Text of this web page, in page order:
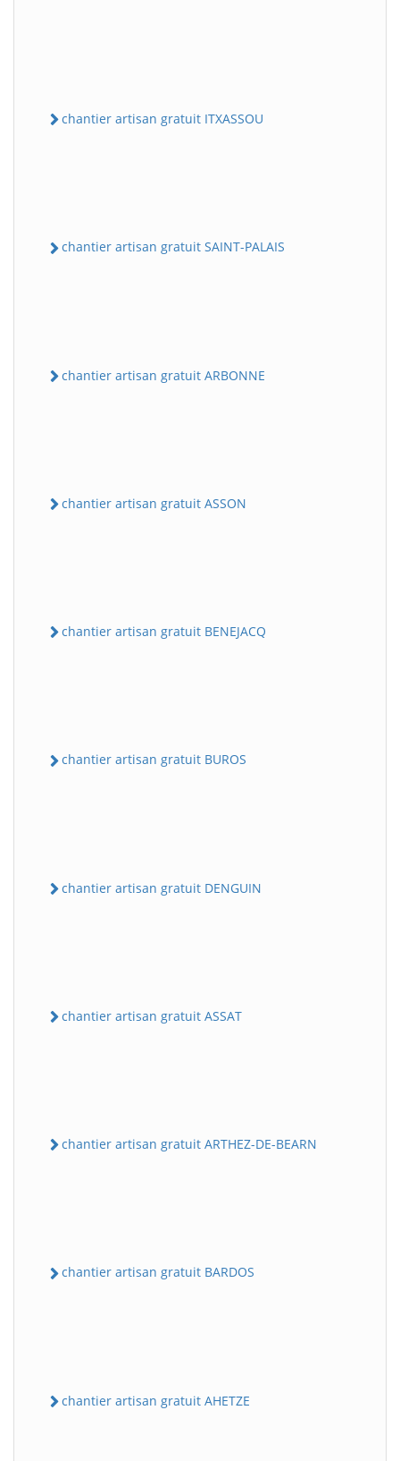
chantier artisan gratuit ITXASSOU
chantier artisan gratuit SAINT-PALAIS
chantier artisan gratuit ARBONNE
chantier artisan gratuit ASSON
chantier artisan gratuit BENEJACQ
chantier artisan gratuit BUROS
chantier artisan gratuit DENGUIN
chantier artisan gratuit ASSAT
chantier artisan gratuit ARTHEZ-DE-BEARN
chantier artisan gratuit BARDOS
chantier artisan gratuit AHETZE